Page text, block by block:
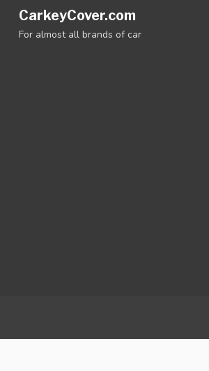
CarkeyCover.com
For almost all brands of car